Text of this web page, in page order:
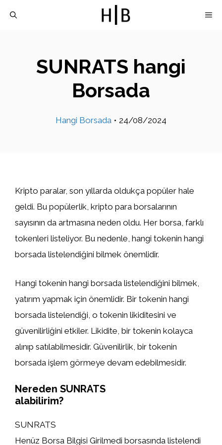
SUNRATS hangi
Borsada
Hangi Borsada • 24/08/2024
Kripto paralar, son yıllarda oldukça popüler hale
geldi. Bu popülerlik, kripto para borsalarının
sayısının da artmasına neden oldu. Her borsa, farklı
tokenleri listeliyor. Bu nedenle, hangi tokenin hangi
borsada listelendiğini bilmek önemlidir.
Hangi tokenin hangi borsada listelendiğini bilmek,
yatırım yapmak için önemlidir. Bir tokenin hangi
borsada listelendiği, o tokenin likiditesini ve
güvenilirliğini etkiler. Likidite, bir tokenin kolayca
alınıp satılabilmesidir. Güvenilirlik, bir tokenin
borsada işlem görmeye devam edebilmesidir.
Nereden SUNRATS
alabilirim?
SUNRATS
Henüz Borsa Bilgisi Girilmedi borsasında listelendi